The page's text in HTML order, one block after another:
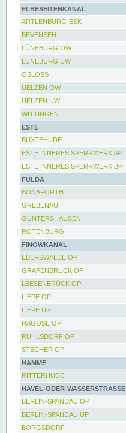
ELBESEITENKANAL
ARTLENBURG-ESK
BEVENSEN
LÜNEBURG OW
LÜNEBURG UW
OSLOSS
UELZEN OW
UELZEN UW
WITTINGEN
ESTE
BUXTEHUDE
ESTE INNERES SPERRWERK AP
ESTE INNERES SPERRWERK BP
FULDA
BONAFORTH
GREBENAU
GUNTERSHAUSEN
ROTENBURG
FINOWKANAL
EBERSWALDE OP
GRAFENBRÜCK OP
LEESENBRÜCK OP
LIEPE OP
LIEPE UP
RAGÖSE OP
RUHLSDORF OP
STECHER OP
HAMME
RITTERHUDE
HAVEL-ODER-WASSERSTRASSE
BERLIN-SPANDAU OP
BERLIN-SPANDAU UP
BORGSDORF